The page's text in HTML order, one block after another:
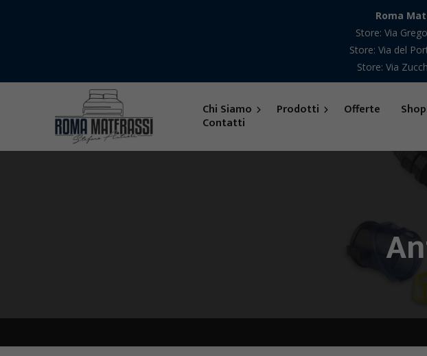
Chi Siamo
Feedback
Prodotti Offerte Shop
Contatti
Roma
Store: Via
Store: Via del
Store: Via